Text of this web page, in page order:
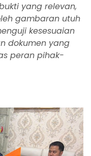
yang relevan,
gambaran utuh
kesesuaian
dokumen yang
peran pihak-